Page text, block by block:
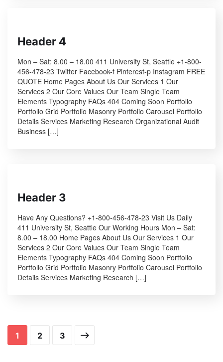
Header 4
Mon – Sat: 8.00 – 18.00 411 University St, Seattle +1-800-
456-478-23 Twitter Facebook-f Pinterest-p Instagram FREE
QUOTE Home Pages About Us Our Services 1 Our
Services 2 Our Core Values Our Team Single Team
Elements Typography FAQs 404 Coming Soon Portfolio
Portfolio Grid Portfolio Masonry Portfolio Carousel Portfolio
Details Services Marketing Research Organizational Audit
Business […]
Header 3
Have Any Questions? +1-800-456-478-23 Visit Us Daily
411 University St, Seattle Our Working Hours Mon – Sat:
8.00 – 18.00 Home Pages About Us Our Services 1 Our
Services 2 Our Core Values Our Team Single Team
Elements Typography FAQs 404 Coming Soon Portfolio
Portfolio Grid Portfolio Masonry Portfolio Carousel Portfolio
Details Services Marketing Research […]
1 2 3